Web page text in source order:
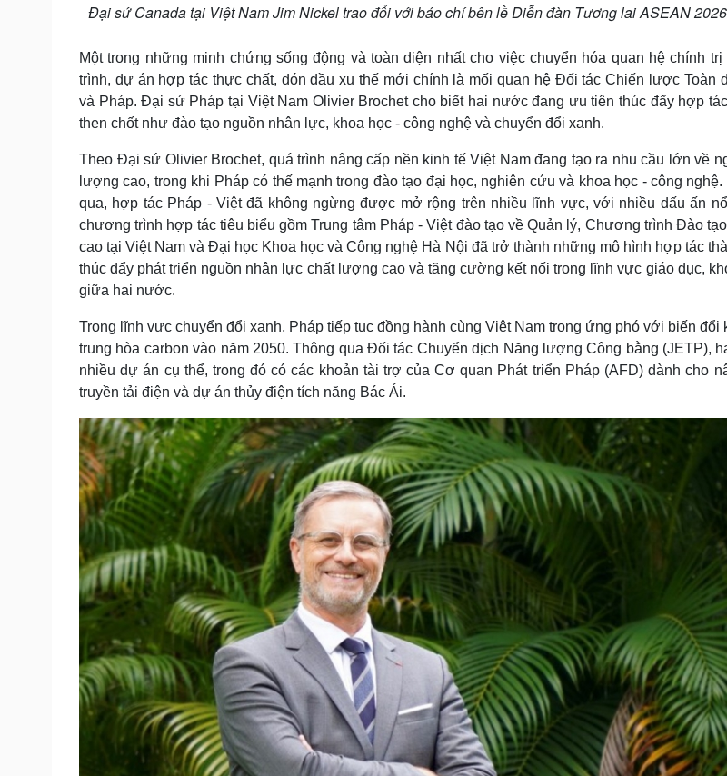
Đại sứ Canada tại Việt Nam Jim Nickel trao đổi với báo chí bên lề Diễn đàn Tương lai ASEAN
Một trong những minh chứng sống động và toàn diện nhất cho việc chuyển hóa quan hệ chính
trình, dự án hợp tác thực chất, đón đầu xu thế mới chính là mối quan hệ Đối tác Chiến lược Toàn
và Pháp. Đại sứ Pháp tại Việt Nam Olivier Brochet cho biết hai nước đang ưu tiên thúc đẩy hợp
then chốt như đào tạo nguồn nhân lực, khoa học - công nghệ và chuyển đổi xanh.
Theo Đại sứ Olivier Brochet, quá trình nâng cấp nền kinh tế Việt Nam đang tạo ra nhu cầu lớn về
lượng cao, trong khi Pháp có thế mạnh trong đào tạo đại học, nghiên cứu và khoa học - công nghệ.
qua, hợp tác Pháp - Việt đã không ngừng được mở rộng trên nhiều lĩnh vực, với nhiều dấu ấn
chương trình hợp tác tiêu biểu gồm Trung tâm Pháp - Việt đào tạo về Quản lý, Chương trình Đào
cao tại Việt Nam và Đại học Khoa học và Công nghệ Hà Nội đã trở thành những mô hình hợp tác
thúc đẩy phát triển nguồn nhân lực chất lượng cao và tăng cường kết nối trong lĩnh vực giáo dục,
giữa hai nước.
Trong lĩnh vực chuyển đổi xanh, Pháp tiếp tục đồng hành cùng Việt Nam trong ứng phó với biến đổi
trung hòa carbon vào năm 2050. Thông qua Đối tác Chuyển dịch Năng lượng Công bằng (JETP),
nhiều dự án cụ thể, trong đó có các khoản tài trợ của Cơ quan Phát triển Pháp (AFD) dành cho
truyền tải điện và dự án thủy điện tích năng Bác Ái.